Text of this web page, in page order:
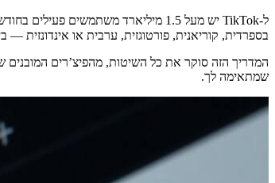
ל-TikTok יש מעל 1.5 מיליארד משתמשים פעילים בחודש בלמעלה מ-150 מדינות.
בספרדית, קוריאנית, פורטוגזית, ערבית או אינדונזית
שמתאימה לך.